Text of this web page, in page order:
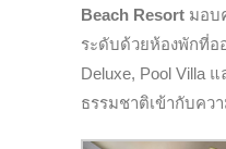
Beach Resort มอบ
ระดับด้วยห้องพักที่อ
Deluxe, Pool Villa
ธรรมชาติเข้ากับคว